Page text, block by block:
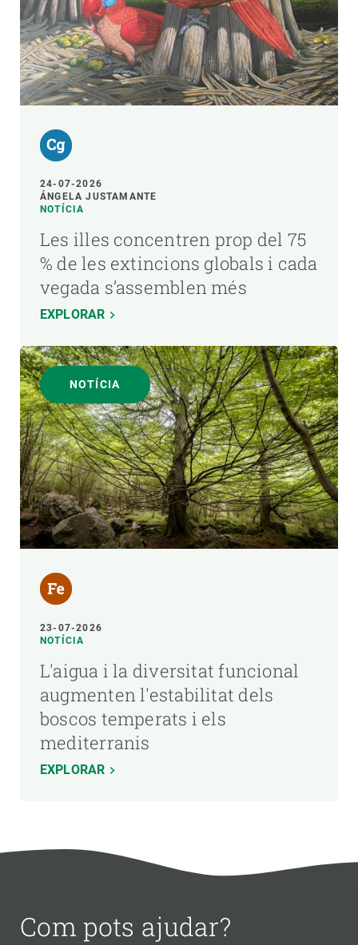
24-07-2026
ÁNGELA JUSTAMANTE
NOTÍCIA
Les illes concentren prop del 75
% de les extincions globals i cada
vegada s’assemblen més
EXPLORAR
NOTÍCIA
23-07-2026
NOTÍCIA
L'aigua i la diversitat funcional
augmenten l'estabilitat dels
boscos temperats i els
mediterranis
EXPLORAR
Com pots ajudar?